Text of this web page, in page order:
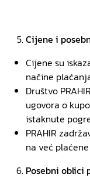
Cijene i
Cijene su
načine
Društvo
ugovora o
istaknute
PRAHIR
na već
Posebni oblici